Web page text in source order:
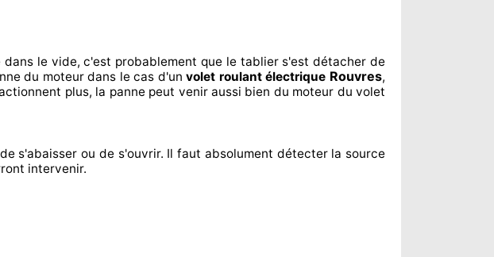
dans le vide, c'est probablement que le tablier s'est détacher de
du moteur dans le cas d'unvolet roulant électrique Rouvres,
plus, la panne peut venir aussi bien du moteur du volet
s'abaisser ou de s'ouvrir. Il faut absolument détecterla source
intervenir.